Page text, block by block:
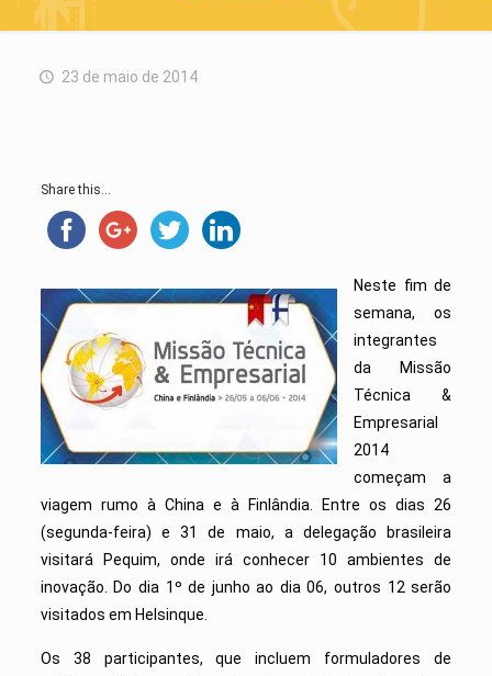
23 de maio de 2014
Share this...
Neste fim de
semana, os
integrantes
da Missão
Técnica &
Empresarial
2014
começam a
viagem rumo à China e à Finlândia. Entre os dias 26
(segunda-feira) e 31 de maio, a delegação brasileira
visitará Pequim, onde irá conhecer 10ambientes de
inovação . Do dia 1º de junho ao dia 06, outros 12 serão
visitados em Helsinque.
Os 38 participantes, que incluem formu­ladores de